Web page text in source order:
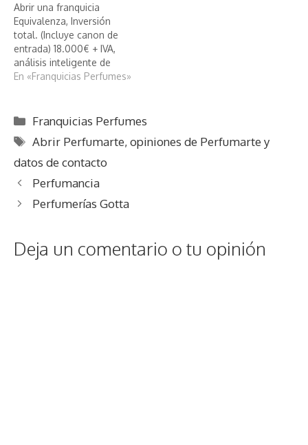
Abrir una franquicia
Equivalenza, Inversión
total. (Incluye canon de
entrada) 18.000€ + IVA,
análisis inteligente de
Equivalenza
En «Franquicias Perfumes»
Categorías
Franquicias Perfumes
Etiquetas
Abrir Perfumarte,opiniones de Perfumarte y
datos de contacto
Perfumancia
Perfumerías Gotta
Deja un comentario o tu opinión